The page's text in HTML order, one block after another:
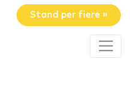
Stand per fiere »